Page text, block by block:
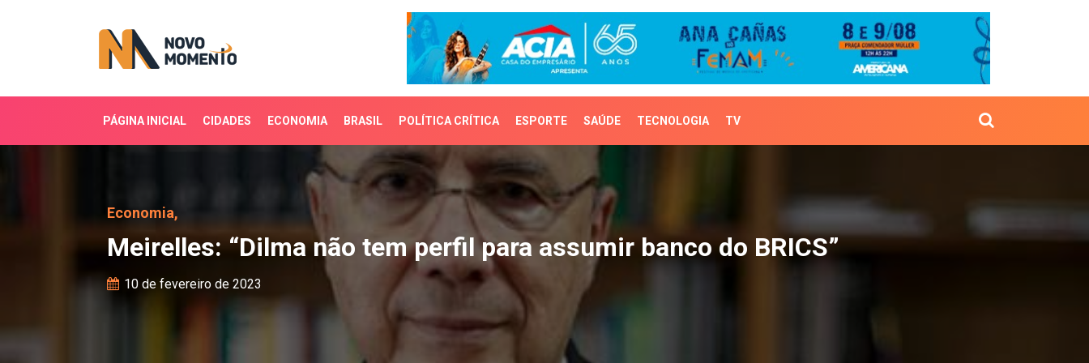
PÁGINA INICIAL CIDADES ECONOMIA BRASIL POLÍTICA CRÍTICA ESPORTE SAÚDE TECNOLOGIA TV
Meirelles: “Dilma não tem perfil para assumir banco do BRICS”
Economia,
Meirelles: “Dilma não tem perfil para assumir banco do BRICS”
10 de fevereiro de 2023